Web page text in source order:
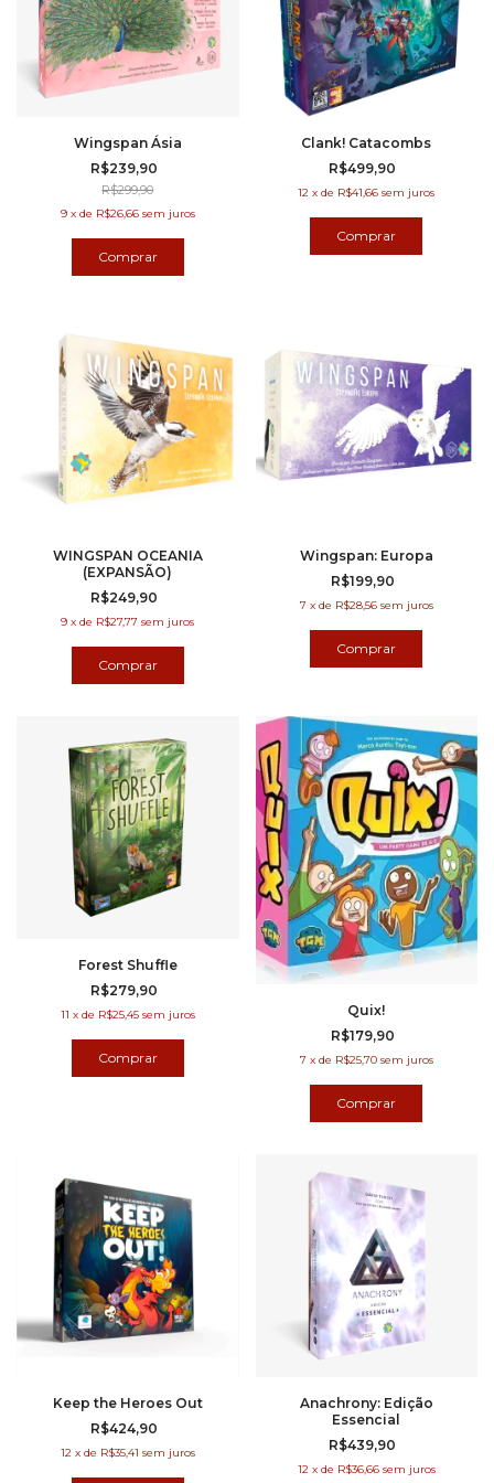
Wingspan Ásia
R$239,90
R$299,90
9 x de R$26,66 sem juros
Clank! Catacombs
R$499,90
12 xde R$41,66 sem juros
WINGSPAN OCEANIA
(EXPANSÃO)
R$249,90
9 xde R$27,77 sem juros
Wingspan: Europa
R$199,90
7 x de R$28,56 sem juros
Forest Shuffle
R$279,90
11 x de R$25,45 sem juros
Quix!
R$179,90
7 x de R$25,70 sem juros
Keep the Heroes Out
R$424,90
12 x de R$35,41 sem juros
Anachrony: Edição
Essencial
R$439,90
12 x de R$36,66 sem juros